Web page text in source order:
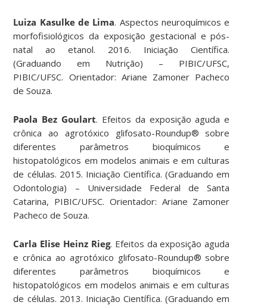
Luiza Kasulke de Lima. Aspectos neuroquímicos e
morfofisiológicos da exposição gestacional e pós-
natal ao etanol. 2016. Iniciação Científica.
(Graduando em Nutrição) – PIBIC/UFSC,
PIBIC/UFSC. Orientador: Ariane Zamoner Pacheco
de Souza.
Paola Bez Goulart. Efeitos da exposição aguda e
crônica ao agrotóxico glifosato-Roundup® sobre
diferentes parâmetros bioquímicos e
histopatológicos em modelos animais e em culturas
de células. 2015. Iniciação Científica. (Graduando em
Odontologia) – Universidade Federal de Santa
Catarina, PIBIC/UFSC. Orientador: Ariane Zamoner
Pacheco de Souza.
Carla Elise Heinz Rieg. Efeitos da exposição aguda
e crônica ao agrotóxico glifosato-Roundup® sobre
diferentes parâmetros bioquímicos e
histopatológicos em modelos animais e em culturas
de células. 2013. Iniciação Científica. (Graduando em